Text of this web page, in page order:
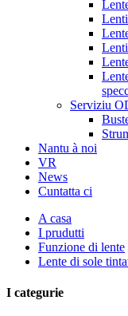
Serviziu
Nantu à noi
VR
News
Cuntatta ci
A casa
I prudutti
Funzione di lente
Lente di sole
I categurie